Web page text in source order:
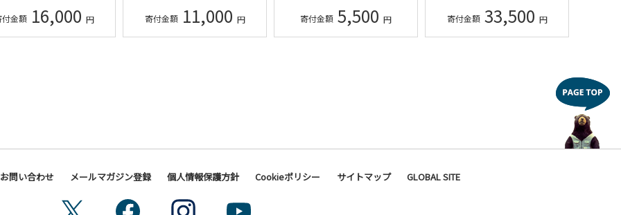
16,000 11,000 5,500 33,500
お問い合わせ メールマガジン登録 個人情報保護方針 Cookieポリシー サイトマップ GLOBAL SITE